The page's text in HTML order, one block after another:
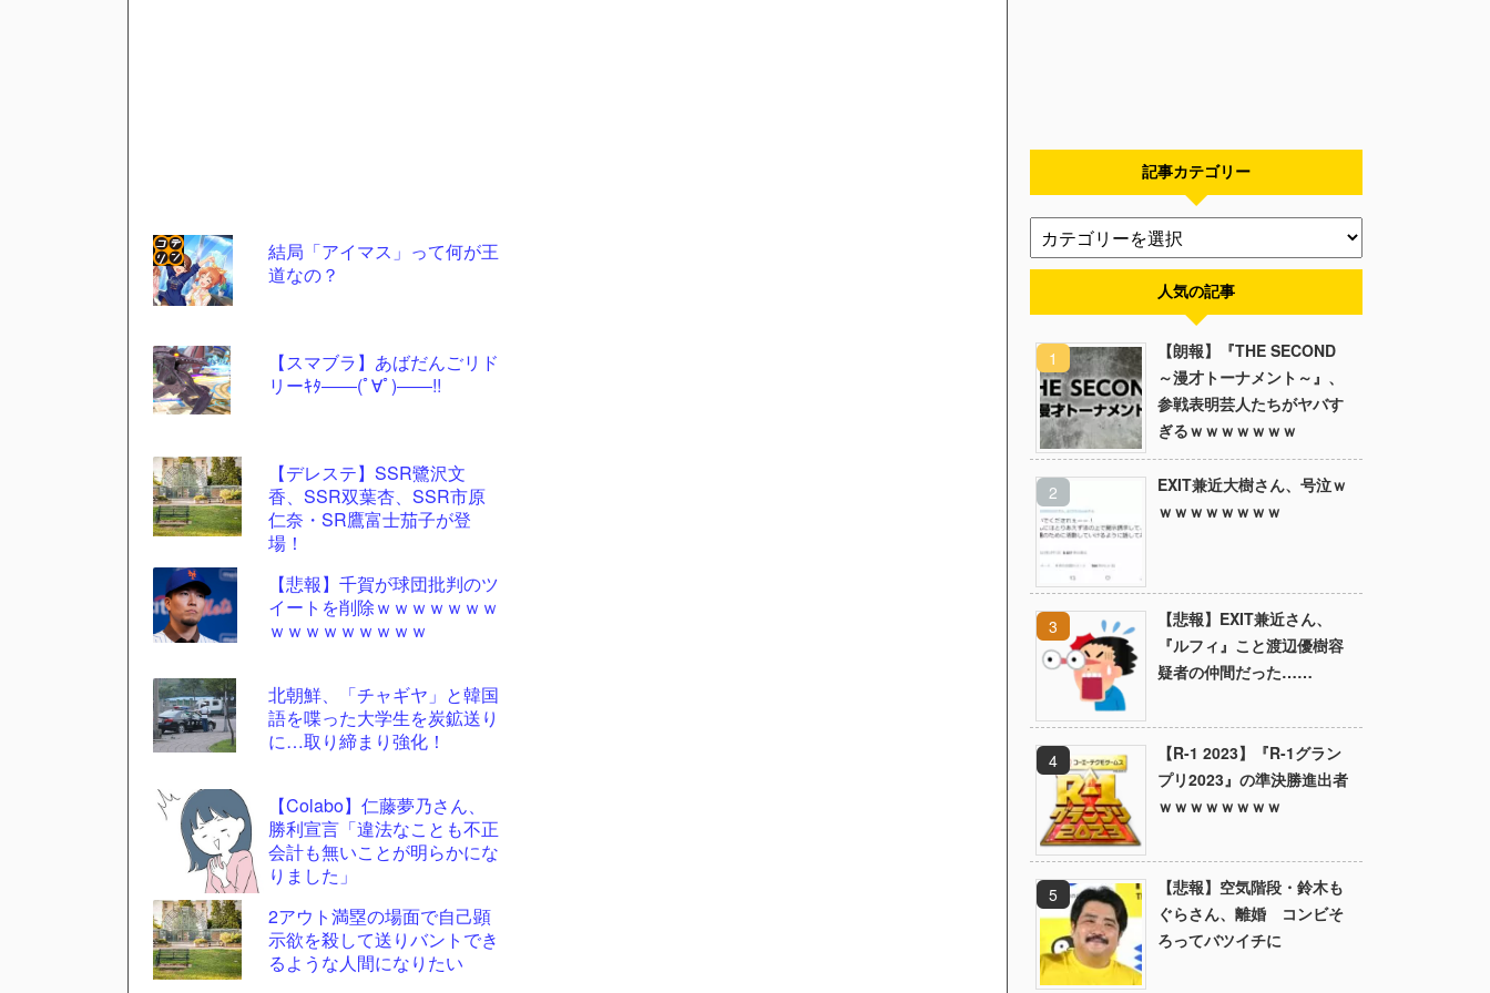
結局「アイマス」って何が王
道なの？
【スマブラ】あばだんごリド
リーｷﾀ――(ﾟ∀ﾟ)――!!
【デレステ】SSR鷺沢文
香、SSR双葉杏、SSR市原
仁奈・SR鷹富士茄子が登
場！
【悲報】千賀が球団批判のツ
イートを削除ｗｗｗｗｗｗｗ
ｗｗｗｗｗｗｗｗｗ
北朝鮮、「チャギヤ」と韓国
語を喋った大学生を炭鉱送り
に…取り締まり強化！
【Colabo】仁藤夢乃さん、
勝利宣言「違法なことも不正
会計も無いことが明らかにな
りました」
2アウト満塁の場面で自己顕
示欲を殺して送りバントでき
るような人間になりたい
コテ
- 固
定リ
ンク
更新
ツー
ル
記事カテゴリー
人気の記事
【朗報】『THE SECOND
～漫才トーナメント～』、
参戦表明芸人たちがヤバす
ぎるｗｗｗｗｗｗｗ
EXIT兼近大樹さん、号泣ｗ
ｗｗｗｗｗｗｗｗ
【悲報】EXIT兼近さん、
『ルフィ』こと渡辺優樹容
疑者の仲間だった……
【R-1 2023】『R-1グラン
プリ2023』の準決勝進出者
ｗｗｗｗｗｗｗｗ
【悲報】空気階段・鈴木も
ぐらさん、離婚 コンビそ
ろってバツイチに